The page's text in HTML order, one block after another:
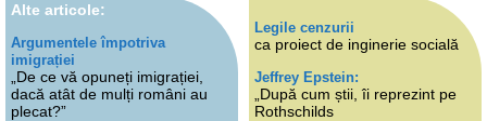
Alte articole:
Argumentele împotriva
imigrației
„De ce vă opuneți imigrației,
dacă atât de mulți români au
plecat?”
Legile cenzurii
ca proiect de inginerie socială
Jeffrey Epstein:
„După cum știi, îi reprezint pe
Rothschilds